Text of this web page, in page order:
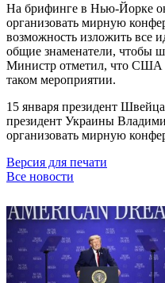
На брифинге в Нью-Йорке
организовать мирную
возможность изложить все
общие знаменатели, чтобы
Министр отметил, что США
таком мероприятии.
15 января президент
президент Украины
организовать мирную
Версия для печати
Все новости